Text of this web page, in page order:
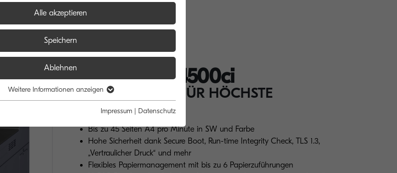
TASKalfa PA4500ci
HOCHLEISTUNG FÜR HÖCHSTE
ANSPRÜCHE
Bis zu 45 Seiten A4 pro Minute in SW und Farbe
Hohe Sicherheit dank Secure Boot, Run-time Integrity Check, TLS 1.3,
„Vertraulicher Druck“ und mehr
Flexibles Papiermanagement mit bis zu 6 Papierzuführungen
Alle akzeptieren
Speichern
Ablehnen
Weitere Informationen anzeigen
Impressum | Datenschutz